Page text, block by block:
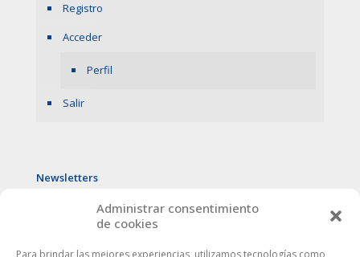
Administrar consentimiento
de cookies
Para brindar las mejores experiencias, utilizamos tecnologías como
Registro
Acceder
Perfil
Salir
Newsletters